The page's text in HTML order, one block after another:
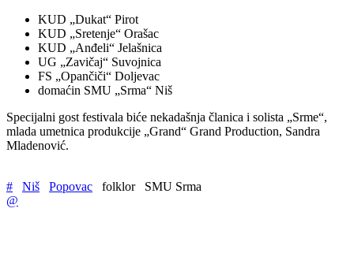
KUD „Dukat“ Pirot
KUD „Sretenje“ Orašac
KUD „Anđeli“ Jelašnica
UG „Zavičaj“ Suvojnica
FS „Opančiči“ Doljevac
domaćin SMU „Srma“ Niš
Specijalni gost festivala biće nekadašnja članica i solista „Srme“,
mlada umetnica produkcije „Grand“ Grand Production, Sandra
Mladenović.
# Niš Popovac folklor
SMU Srma
@